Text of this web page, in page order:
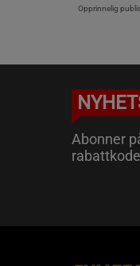
Opprinnelig
Abonner